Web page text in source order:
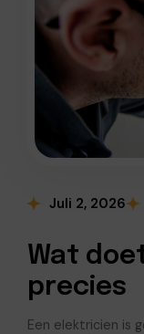
Juli 2, 2026
Wat
precies
Een elektricien is